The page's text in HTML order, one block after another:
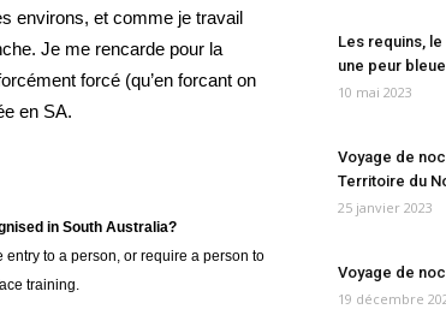
environs, et comme je travail
Je me rencarde pour la
forcé (qu’en forcant on
en SA.
in South Australia?
to a person, or require a person to
training.
Les requins,
une peur
10 mai 2023
Voyage de
Territoire du
25 janvier 2023
Voyage de
19 décembre